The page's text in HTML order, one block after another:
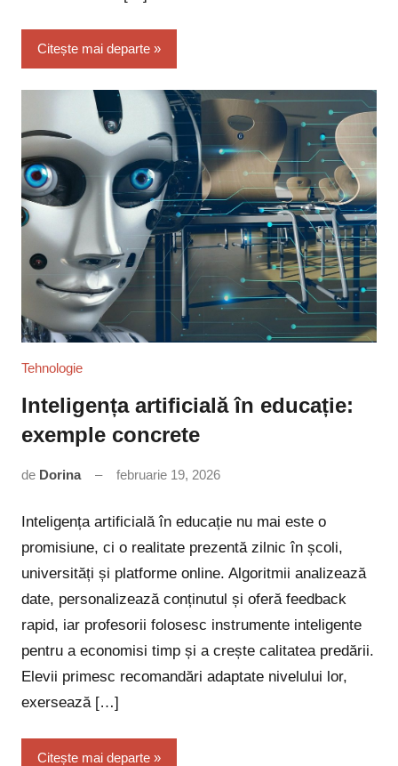
Citește mai departe
Tehnologie
Inteligența artificială în educație:
exemple concrete
de Dorina februarie 19, 2026
Inteligența artificială în educație nu mai este o
promisiune, ci o realitate prezentă zilnic în școli,
universități și platforme online. Algoritmii analizează
date, personalizează conținutul și oferă feedback
rapid, iar profesorii folosesc instrumente inteligente
pentru a economisi timp și a crește calitatea predării.
Elevii primesc recomandări adaptate nivelului lor,
exersează […]
Citește mai departe